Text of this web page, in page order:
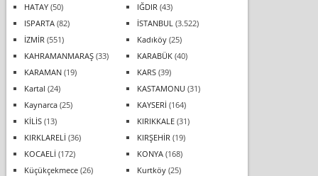
HATAY(50) IĞDIR (43)
ISPARTA(82) İSTANBUL (3.522)
İZMİR (551) Kadıköy(25)
KAHRAMANMARAŞ(33) KARABÜK(40)
KARAMAN(19) KARS(39)
Kartal (24) KASTAMONU (31)
Kaynarca(25) KAYSERİ (164)
KİLİS(13) KIRIKKALE(31)
KIRKLARELİ (36) KIRŞEHİR (19)
KOCAELİ (172) KONYA(168)
Küçükçekmece(26) Kurtköy(25)